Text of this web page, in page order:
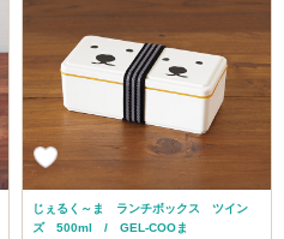
じぇるく～ま ランチボックス ツイン
ズ 500ml / GEL-COOま